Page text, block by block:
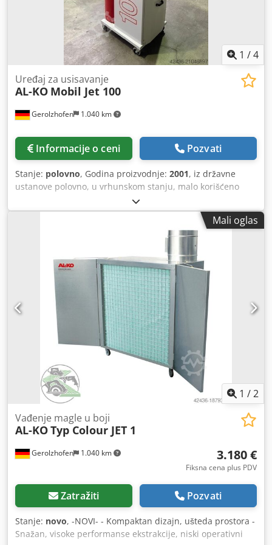
1 /4
Gerolzhofen 1.040 km
Uređaj za usisavanje
AL-KO Mobil Jet 100
Informacije o ceni Pozvati
Stanje: polovno, Godina proizvodnje: 2001, iz državne
ustanove polovno, u vrhunskom stanju, malo korišćeno
Proizvođač AL-KO Tip Mobil Jet 100 Godina proizvodnje
2001 Br. mašine 2433306444 Uređaj za čist vazduh /
podpritisak GS – ispitan na prašinu CE – tipski sertifikat
Motor 1,5 kW Prečnik priključka 100 mm Pritisak 1572 Pa
Protok vazduha 770 m³/h 1 sabirna posuda 50 cm Ručno
čišćenje filtera Nadzor pritiska filtera Cena novog oko
3.600,00 EUR Zauzima prostor oko 1200 x 1700 x 2000 mm
Težina oko 120 kg Credpfxeyclxvs Ahmef Mesto
skladištenja: 97447 Gerolzhofen, slobodno utovareno,
neupakovano Isporuka u viđenom stanju, bez garancije i
odgovornosti
Mali oglas
1 /2
Gerolzhofen 1.040 km
Vađenje magle u boji
AL-KOTyp Colour JET 1
3.180 €
Fiksna cena plus PDV
Zatražiti Pozvati
Stanje: novo, -NOVI- - Kompaktan dizajn, ušteda prostora -
Snažan, visoke performanse ekstrakcije, niski operativni